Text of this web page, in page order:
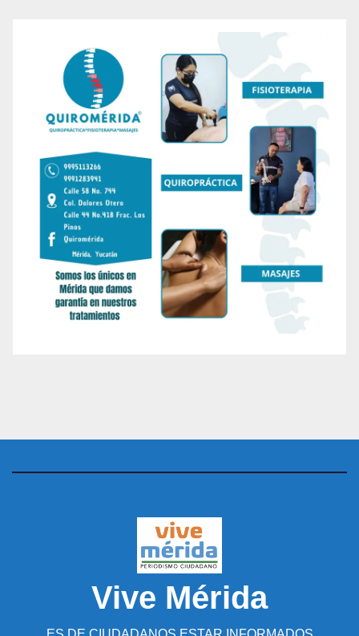
Vive Mérida